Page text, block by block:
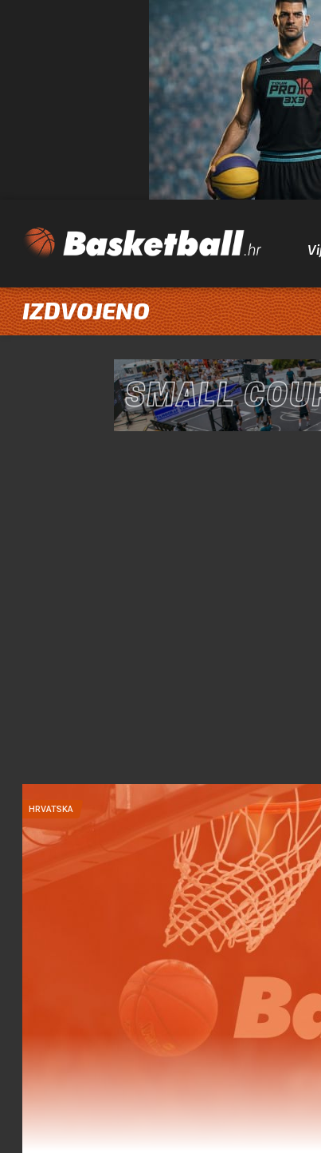
IZDVOJENO
HRVATSKA